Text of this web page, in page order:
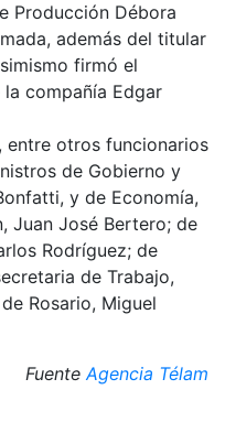
Producción Débora
además del titular
firmó el
compañía Edgar
entre otros funcionarios
de Gobierno y
y de Economía,
Juan José Bertero; de
Rodríguez; de
de Trabajo,
Rosario, Miguel
Fuente Agencia Télam